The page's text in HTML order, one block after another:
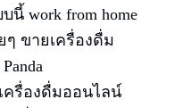
นี้ work from home
ๆ ขายเครื่องดื่ม
ครื่องดื่มออนไลน์